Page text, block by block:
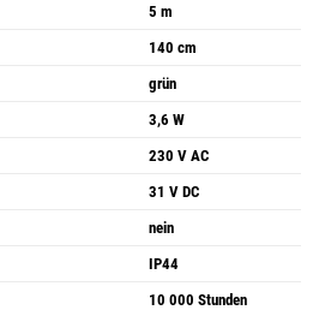
5 m
140 cm
grün
3,6 W
230 V AC
31 V DC
nein
IP44
10 000 Stunden